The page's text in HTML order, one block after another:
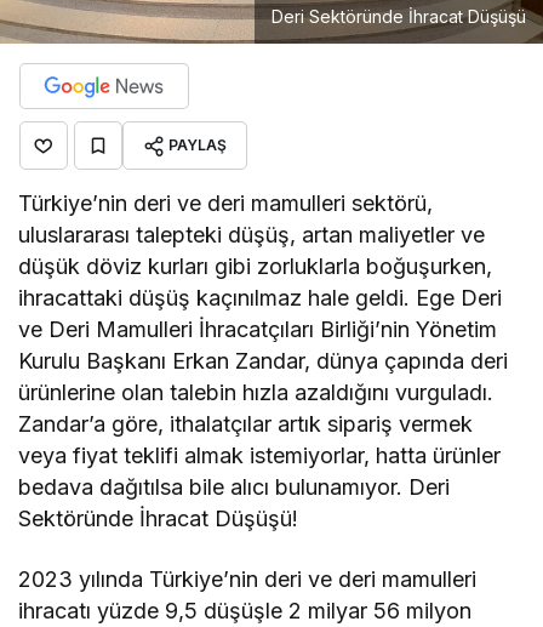
Deri Sektöründe İhracat Düşüşü
PAYLAŞ
Türkiye’nin deri ve deri mamulleri sektörü,
uluslararası talepteki düşüş, artan maliyetler ve
düşük döviz kurları gibi zorluklarla boğuşurken,
ihracattaki düşüş kaçınılmaz hale geldi. Ege Deri
ve Deri Mamulleri İhracatçıları Birliği’nin Yönetim
Kurulu Başkanı Erkan Zandar, dünya çapında deri
ürünlerine olan talebin hızla azaldığını vurguladı.
Zandar’a göre, ithalatçılar artık sipariş vermek
veya fiyat teklifi almak istemiyorlar, hatta ürünler
bedava dağıtılsa bile alıcı bulunamıyor. Deri
Sektöründe İhracat Düşüşü!
2023 yılında Türkiye’nin deri ve deri mamulleri
ihracatı yüzde 9,5 düşüşle 2 milyar 56 milyon